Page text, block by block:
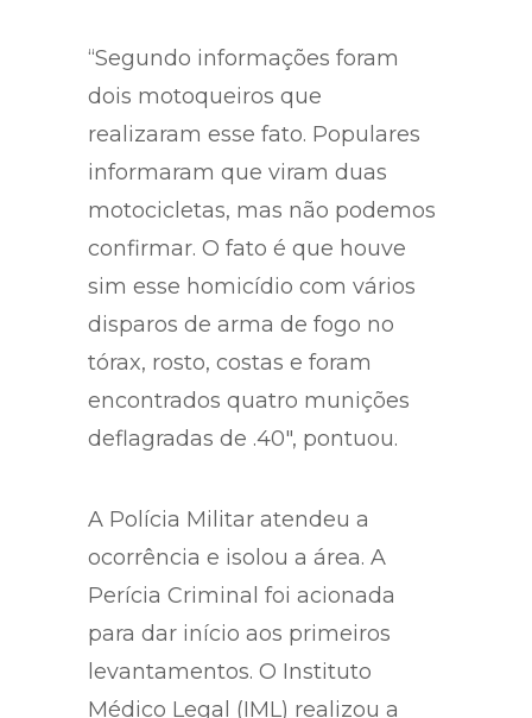
“Segundo informações foram
dois motoqueiros que
realizaram esse fato. Populares
informaram que viram duas
motocicletas, mas não podemos
confirmar. O fato é que houve
sim esse homicídio com vários
disparos de arma de fogo no
tórax, rosto, costas e foram
encontrados quatro munições
deflagradas de .40″, pontuou.
A Polícia Militar atendeu a
ocorrência e isolou a área. A
Perícia Criminal foi acionada
para dar início aos primeiros
levantamentos. O Instituto
Médico Legal (IML) realizou a